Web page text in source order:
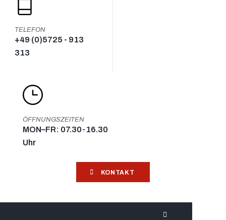
TELEFON
+49 (0)5725 - 913
313
ÖFFNUNGSZEITEN
MON–FR: 07.30-16.30
Uhr
KONTAKT